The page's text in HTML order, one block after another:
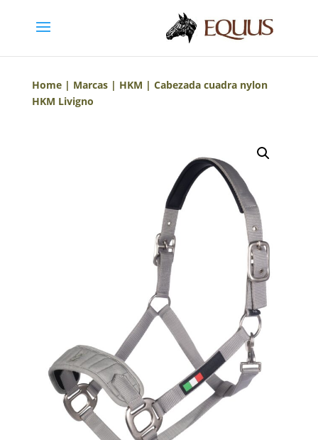
Home| Marcas| HKM | Cabezada cuadra nylon
HKM Livigno